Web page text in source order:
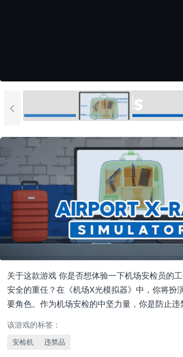
关于这款游戏 你是否想体验一下机场安检员的
安全的重任？在《机场X光模拟器》中，你将扮
要角色。作为机场安检的中坚力量，你是防止
该游戏的标签：
安检机 违禁品